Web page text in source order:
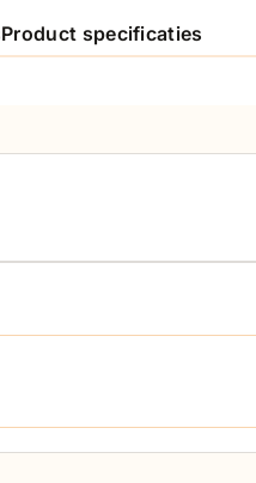
Product specificaties